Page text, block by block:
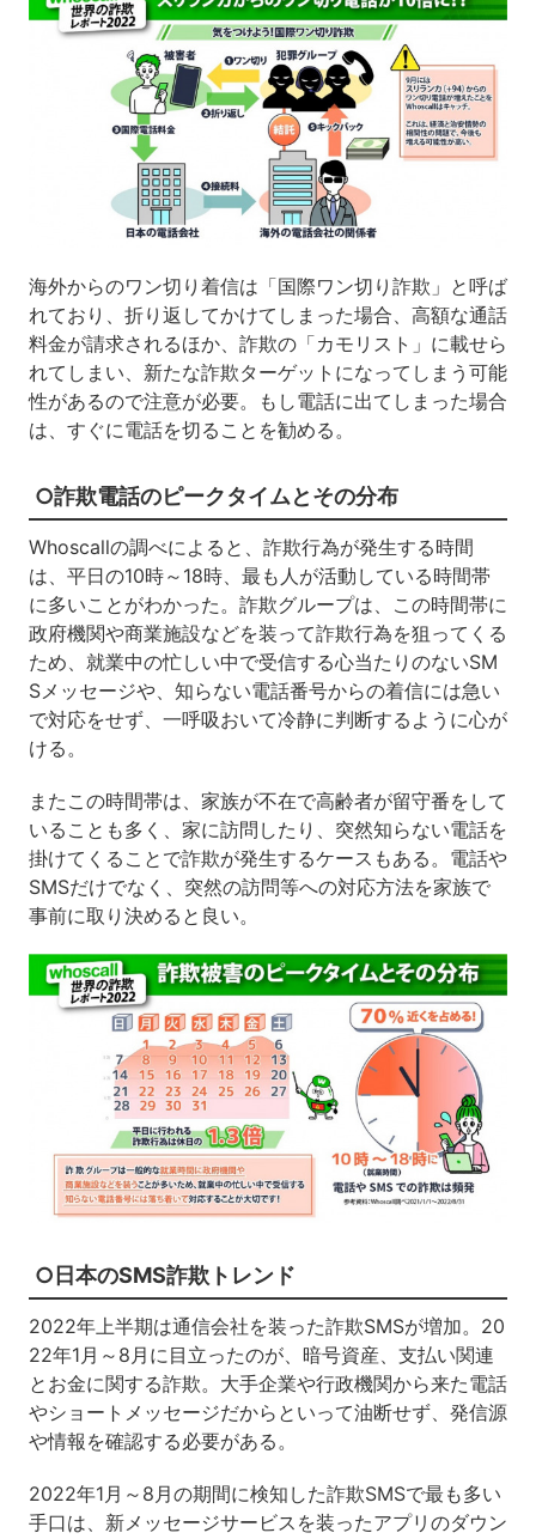
海外からのワン切り着信は「国際ワン切り詐欺」と呼ば
れており、折り返してかけてしまった場合、高額な通話
料金が請求されるほか、詐欺の「カモリスト」に載せら
れてしまい、新たな詐欺ターゲットになってしまう可能
性があるので注意が必要。もし電話に出てしまった場合
は、すぐに電話を切ることを勧める。
○詐欺電話のピークタイムとその分布
Whoscallの調べによると、詐欺行為が発生する時間
は、平日の10時～18時、最も人が活動している時間帯
に多いことがわかった。詐欺グループは、この時間帯に
政府機関や商業施設などを装って詐欺行為を狙ってくる
ため、就業中の忙しい中で受信する心当たりのないSM
Sメッセージや、知らない電話番号からの着信には急い
で対応をせず、一呼吸おいて冷静に判断するように心が
ける。
またこの時間帯は、家族が不在で高齢者が留守番をして
いることも多く、家に訪問したり、突然知らない電話を
掛けてくることで詐欺が発生するケースもある。電話や
SMSだけでなく、突然の訪問等への対応方法を家族で
事前に取り決めると良い。
○日本のSMS詐欺トレンド
2022年上半期は通信会社を装った詐欺SMSが増加。20
22年1月～8月に目立ったのが、暗号資産、支払い関連
とお金に関する詐欺。大手企業や行政機関から来た電話
やショートメッセージだからといって油断せず、発信源
や情報を確認する必要がある。
2022年1月～8月の期間に検知した詐欺SMSで最も多い
手口は、新メッセージサービスを装ったアプリのダウン